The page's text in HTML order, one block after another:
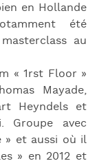
en Hollande
été
au
« 1rst Floor »
Mayade,
Heyndels et
Groupe avec
» et aussi où il
» en 2012 et